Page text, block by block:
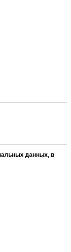
данных, в